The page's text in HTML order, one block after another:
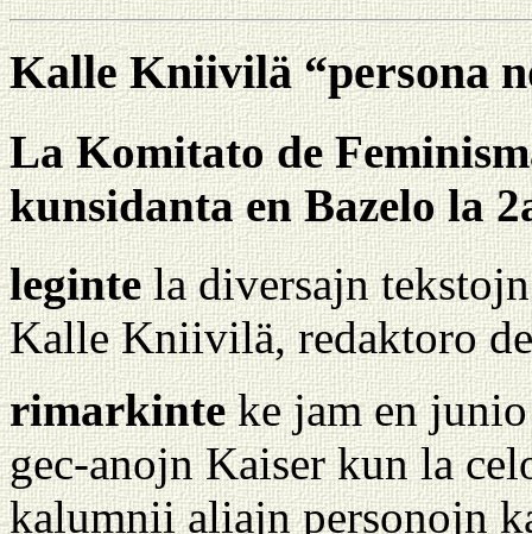
Kalle Kniivilä “persona
La Komitato de
kunsidanta en Bazelo la
legintela diversajn
Kalle Kniivilä, redaktoro
rimarkinteke jam en
gec-anojn Kaiser kun la
kalumnii aliajn personojn